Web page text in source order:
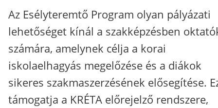
Az Esélyteremtő Program olyan pályázati
lehetőséget kínál a szakképzésben
számára, amelynek célja a korai
iskolaelhagyás megelőzése és a diákok
sikeres szakmaszerzésének elősegítése.
támogatja a KRÉTA előrejelző rendszere,